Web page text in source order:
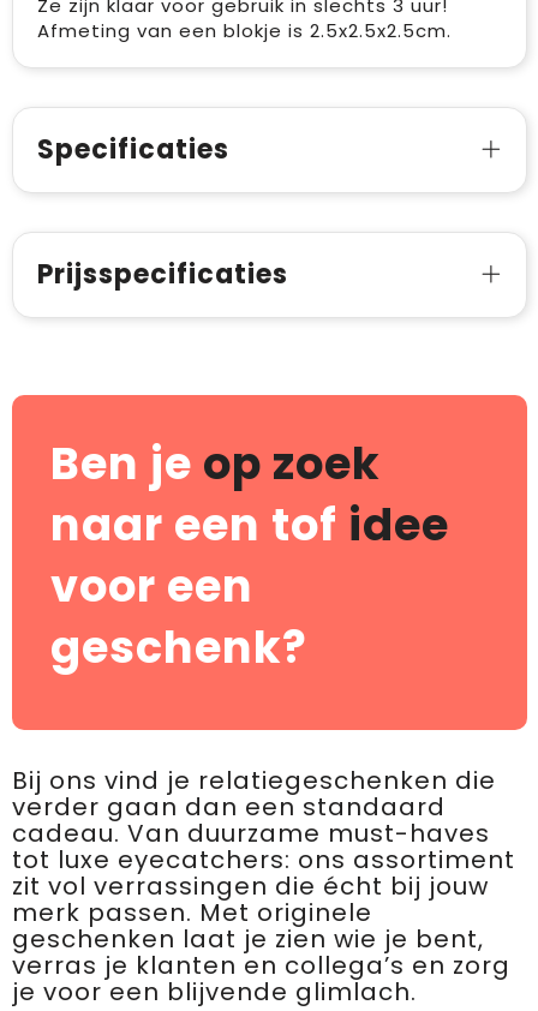
Ze zijn klaar voor gebruik in slechts 3 uur!
Afmeting van een blokje is 2.5x2.5x2.5cm.
Specificaties
Prijsspecificaties
Ben je op zoek
naar een tof idee
voor een
geschenk?
Bij ons vind je relatiegeschenken die
verder gaan dan een standaard
cadeau. Van duurzame must-haves
tot luxe eyecatchers: ons assortiment
zit vol verrassingen die écht bij jouw
merk passen. Met originele
geschenken laat je zien wie je bent,
verras je klanten en collega’s en zorg
je voor een blijvende glimlach.